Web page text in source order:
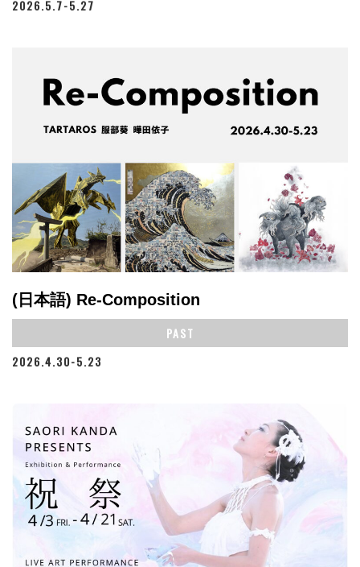
2026.5.7-5.27
(日本語) Re-Composition
PAST
2026.4.30-5.23